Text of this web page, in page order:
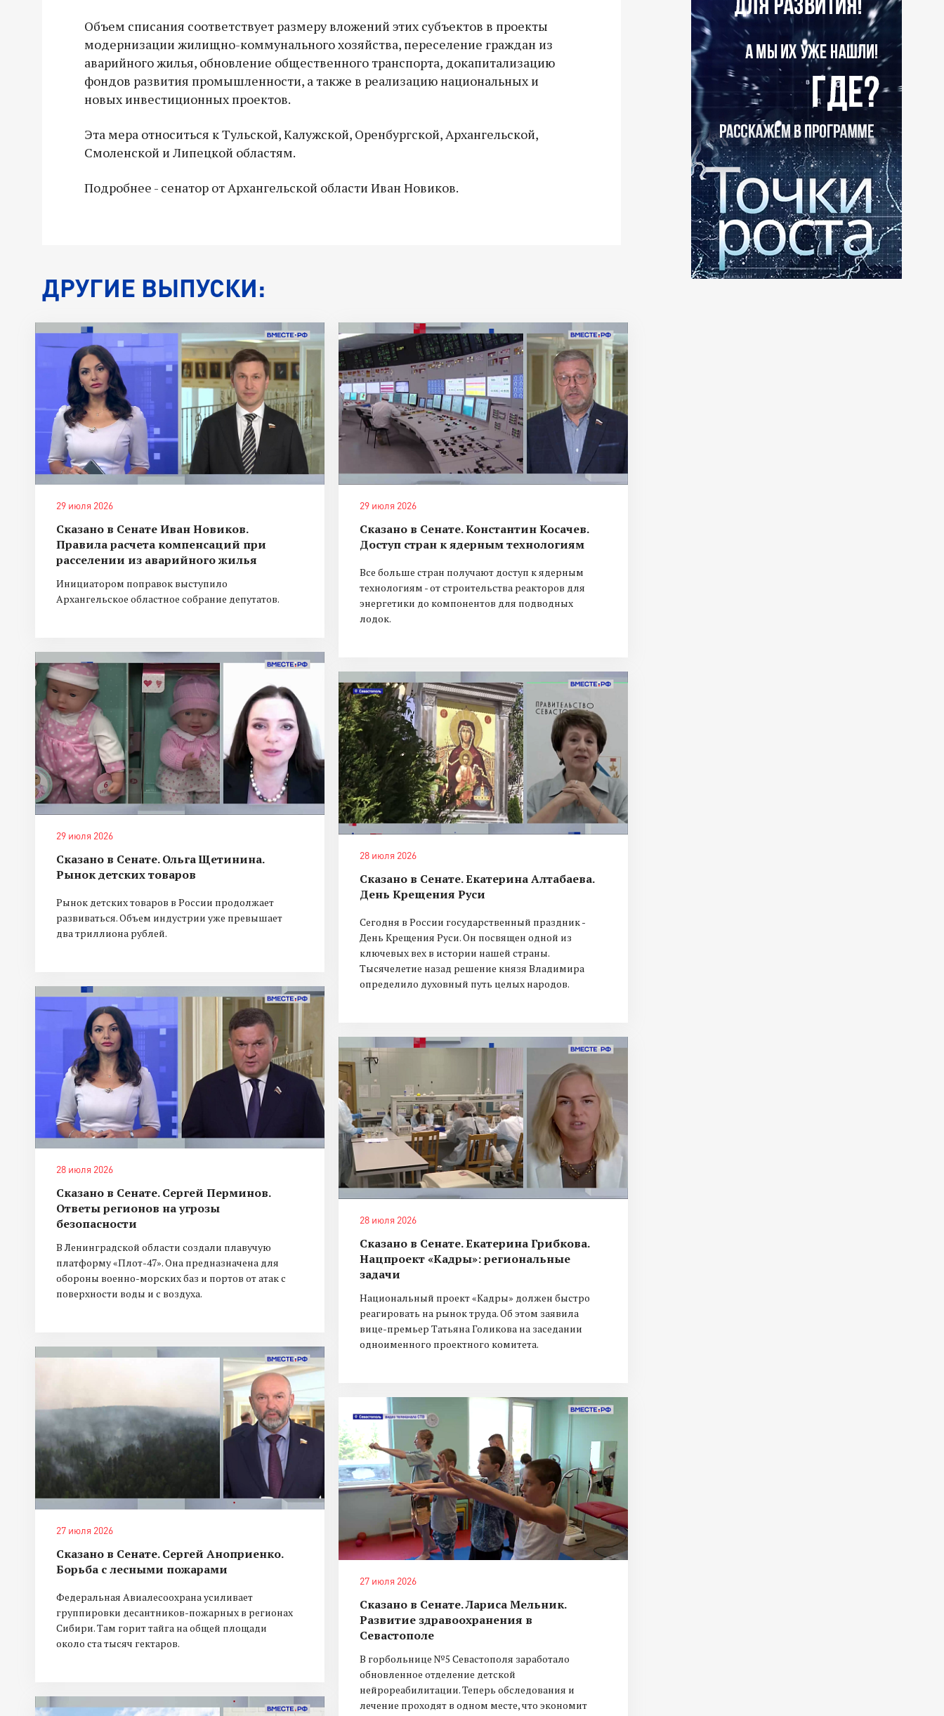
Объем списания соответствует размеру вложений этих субъектов в проекты
модернизации жилищно-коммунального хозяйства, переселение граждан из
аварийного жилья, обновление общественного транспорта, докапитализацию
фондов развития промышленности, а также в реализацию национальных и
новых инвестиционных проектов.
Эта мера относиться к Тульской, Калужской, Оренбургской, Архангельской,
Смоленской и Липецкой областям.
Подробнее - сенатор от Архангельской области Иван Новиков.
ДРУГИЕ ВЫПУСКИ:
29 июля 2026
Сказано в Сенате Иван Новиков.
Правила расчета компенсаций при
расселении из аварийного жилья
Инициатором поправок выступило
Архангельское областное собрание депутатов.
29 июля 2026
Сказано в Сенате. Ольга Щетинина.
Рынок детских товаров
Рынок детских товаров в России продолжает
развиваться. Объем индустрии уже превышает
два триллиона рублей.
28 июля 2026
Сказано в Сенате. Сергей Перминов.
Ответы регионов на угрозы
безопасности
В Ленинградской области создали плавучую
платформу «Плот-47». Она предназначена для
обороны военно-морских баз и портов от атак с
поверхности воды и с воздуха.
27 июля 2026
Сказано в Сенате. Сергей Аноприенко.
Борьба с лесными пожарами
Федеральная Авиалесоохрана усиливает
группировки десантников-пожарных в регионах
Сибири. Там горит тайга на общей площади
около ста тысяч гектаров.
29 июля 2026
Сказано в Сенате. Константин Косачев.
Доступ стран к ядерным технологиям
Все больше стран получают доступ к ядерным
технологиям - от строительства реакторов для
энергетики до компонентов для подводных
лодок.
28 июля 2026
Сказано в Сенате. Екатерина Алтабаева.
День Крещения Руси
Сегодня в России государственный праздник -
День Крещения Руси. Он посвящен одной из
ключевых вех в истории нашей страны.
Тысячелетие назад решение князя Владимира
определило духовный путь целых народов.
28 июля 2026
Сказано в Сенате. Екатерина Грибкова.
Нацпроект «Кадры»: региональные
задачи
Национальный проект «Кадры» должен быстро
реагировать на рынок труда. Об этом заявила
вице-премьер Татьяна Голикова на заседании
одноименного проектного комитета.
27 июля 2026
Сказано в Сенате. Лариса Мельник.
Развитие здравоохранения в
Севастополе
В горбольнице №5 Севастополя заработало
обновленное отделение детской
нейрореабилитации. Теперь обследования и
лечение проходят в одном месте, что экономит